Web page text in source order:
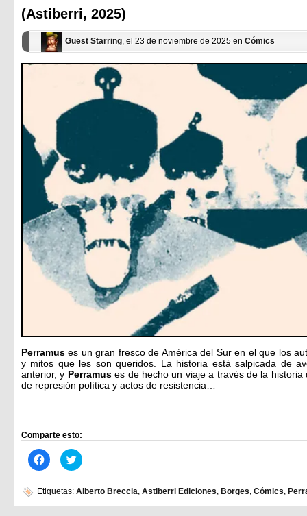
(Astiberri, 2025)
Guest Starring, el 23 de noviembre de 2025 en Cómics
Perramuses un gran fresco de América del Sur en el que los
y mitos que les son queridos. La historia está salpicada de
anterior, y Perramuses de hecho un viaje a través de la
de represión política y actos de resistencia…
Comparte esto:
Haz
clic
en
Facebook
(Se
Haz
clic
en
(Se
Etiquetas: Alberto Breccia, Astiberri Ediciones, Borges, Cómics,